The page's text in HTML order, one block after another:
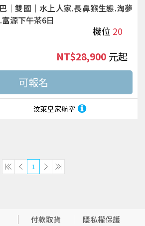
｜雙國｜水上人家.長鼻猴生態.淘夢
源下午茶6日
機位 20
汶萊皇家航空
NT$28,900 起
1
付款取貨
隱私權保護